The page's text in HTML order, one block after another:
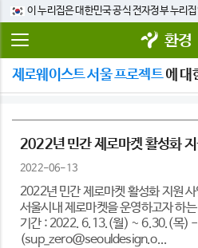
이 누리집은 대한민국 공식 전자정부 누리
환경
제로웨이스트 서울 프로젝트에 대
2022년 민간 제로마켓 활성화
2022-06-13
2022년 민간 제로마켓 활성화 지원
서울시내 제로마켓을 운영하고자 하
기간 : 2022. 6.13.(월) ~ 6.30.(목) -
(sup_zero@seouldesign.o...